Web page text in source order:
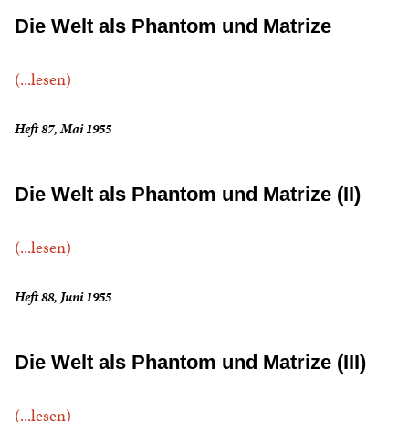
Die Welt als Phantom und Matrize
(...lesen)
Heft 87, Mai 1955
Die Welt als Phantom und Matrize (II)
(...lesen)
Heft 88, Juni 1955
Die Welt als Phantom und Matrize (III)
(...lesen)